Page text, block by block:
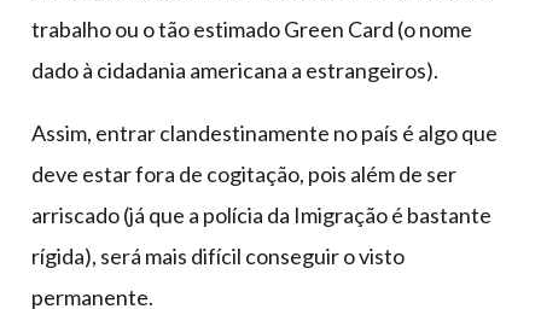
trabalho ou o tão estimado Green Card (o nome
dado à cidadania americana a estrangeiros).
Assim, entrar clandestinamente no país é algo que
deve estar fora de cogitação, pois além de ser
arriscado (já que a polícia da Imigração é bastante
rígida), será mais difícil conseguir o visto
permanente.